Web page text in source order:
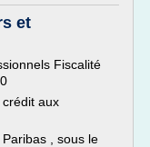
et
Fiscalité
aux
, sous le